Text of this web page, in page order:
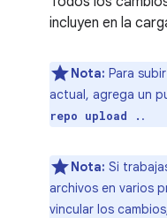
incluyen en la
Nota: Para
actual, agrega un
repo upload . .
Nota: Si
archivos en varios
vincular los